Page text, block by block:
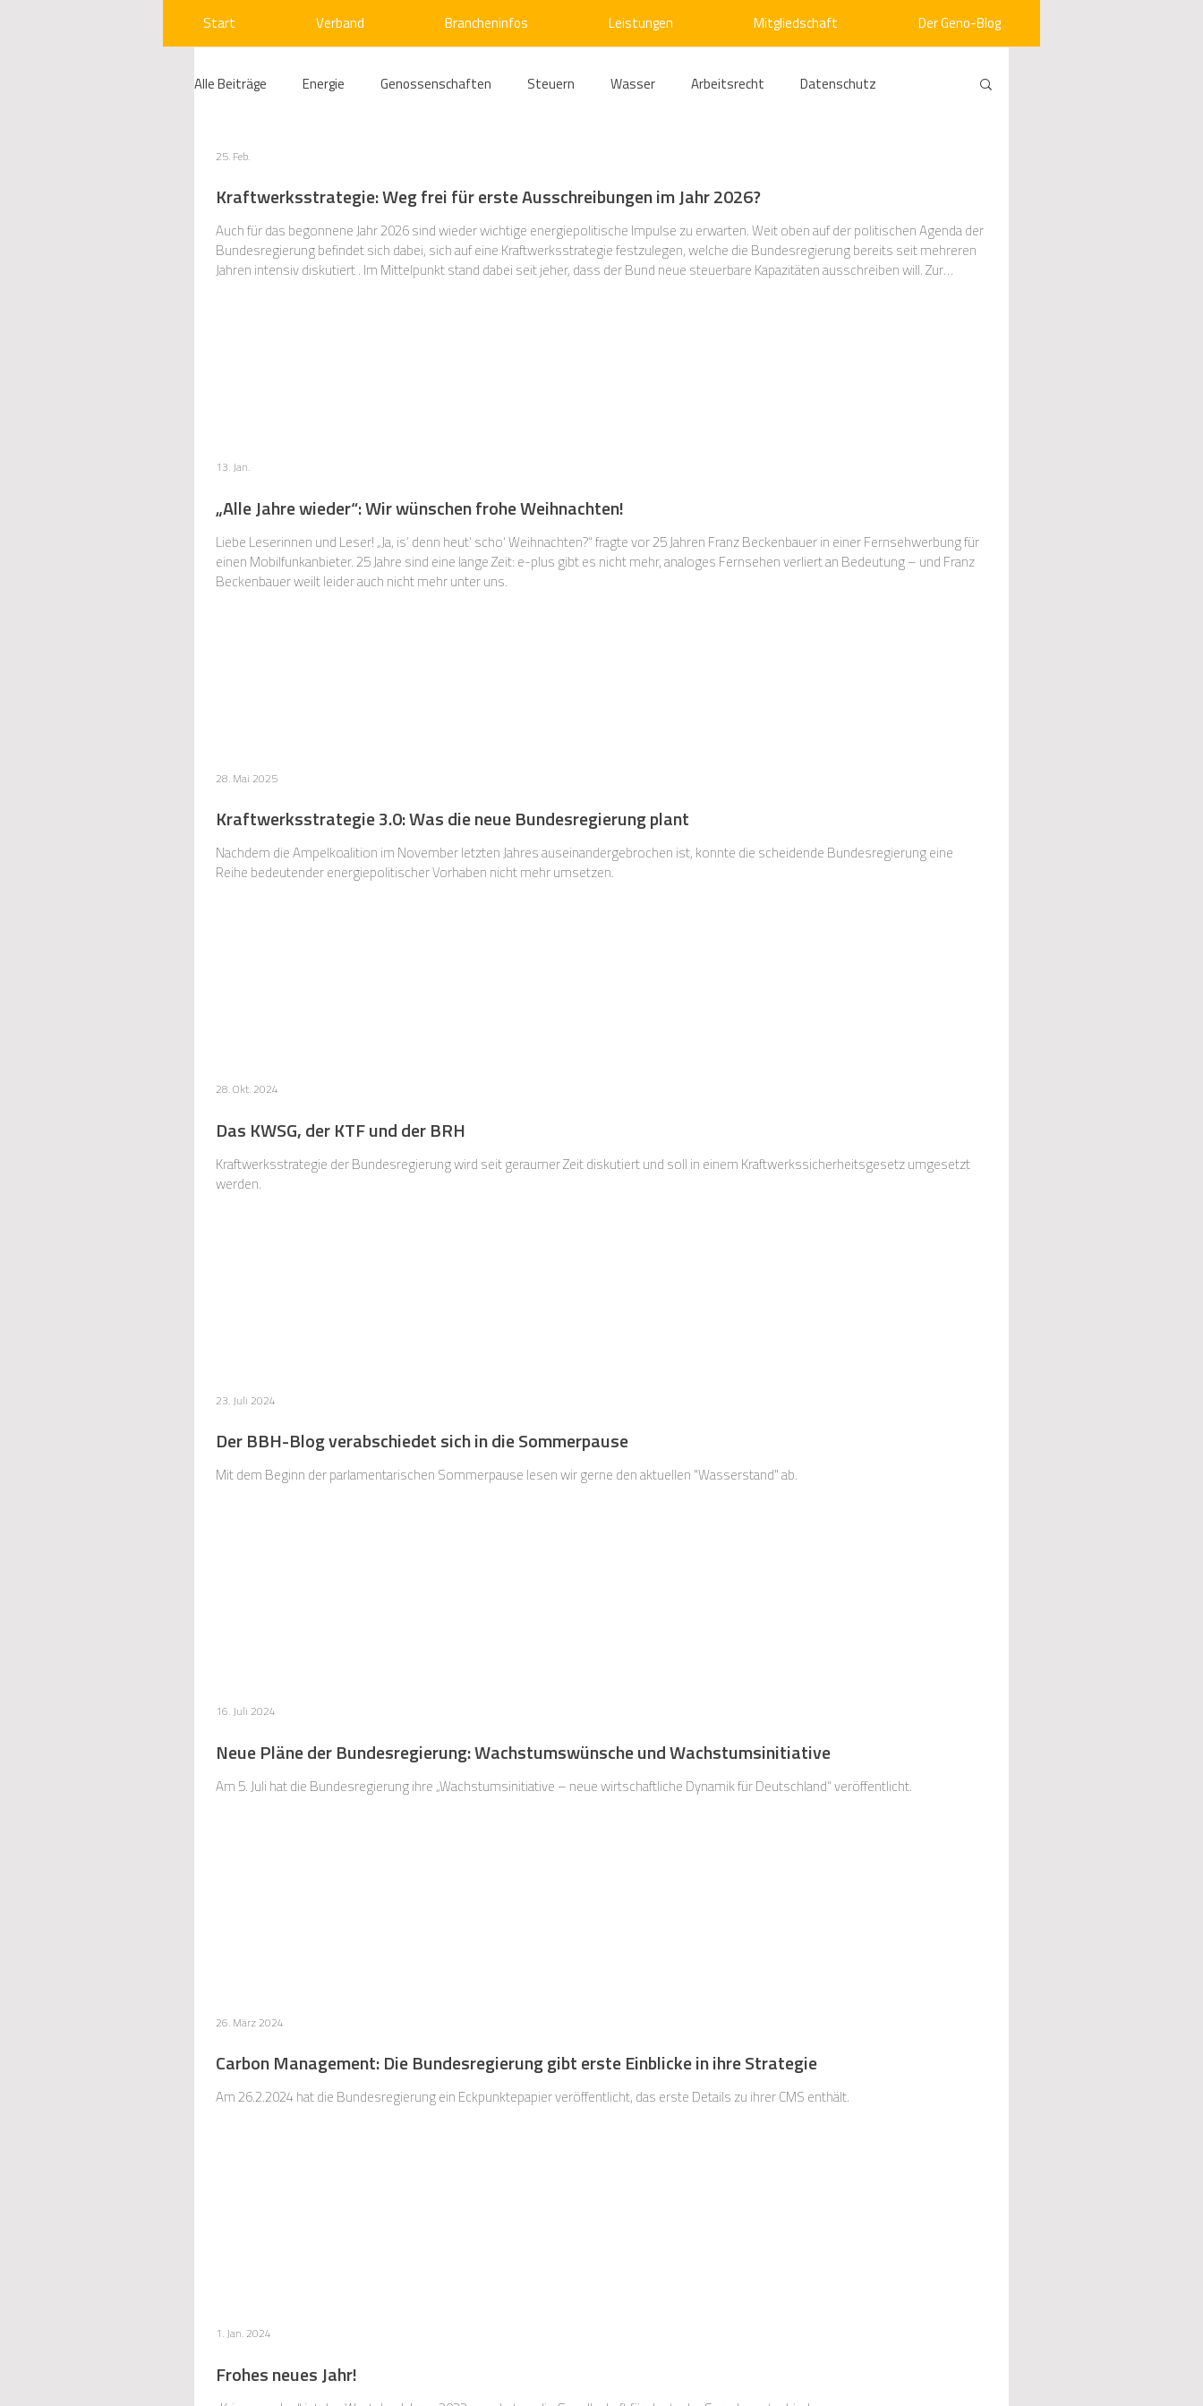
Start Verband Brancheninfos Leistungen Mitgliedschaft Der Geno-Blog
Alle Beiträge Energie Genossenschaften Steuern Wasser Arbeitsrecht Datenschutz
Compliance
Beihilfenrecht Kraftwerke Kälte Verkehr Entsorgung/Abfall Umweltrecht Vergabe
Kraftwerksstrategie: Weg frei für erste Ausschreibungen im Jahr 2026?
Auch für das begonnene Jahr 2026 sind wieder wichtige energiepolitische Impulse zu erwarten. Weit oben auf der politischen Agenda der
Bundesregierung befindet sich dabei, sich auf eine Kraftwerksstrategie festzulegen, welche die Bundesregierung bereits seit mehreren
Jahren intensiv diskutiert . Im Mittelpunkt stand dabei seit jeher, dass der Bund neue steuerbare Kapazitäten ausschreiben will. Zur
25. Feb.
„Alle Jahre wieder“: Wir wünschen frohe Weihnachten!
Liebe Leserinnen und Leser! „Ja, is‘ denn heut‘ scho‘ Weihnachten?“ fragte vor 25 Jahren Franz Beckenbauer in einer Fernsehwerbung für
einen Mobilfunkanbieter. 25 Jahre sind eine lange Zeit: e-plus gibt es nicht mehr, analoges Fernsehen verliert an Bedeutung – und Franz
Beckenbauer weilt leider auch nicht mehr unter uns.
13. Jan.
Kraftwerksstrategie 3.0: Was die neue Bundesregierung plant
Nachdem die Ampelkoalition im November letzten Jahres auseinandergebrochen ist, konnte die scheidende Bundesregierung eine
Reihe bedeutender energiepolitischer Vorhaben nicht mehr umsetzen.
28. Mai 2025
Das KWSG, der KTF und der BRH
Kraftwerksstrategie der Bundesregierung wird seit geraumer Zeit diskutiert und soll in einem Kraftwerkssicherheitsgesetz umgesetzt
werden.
28. Okt. 2024
Der BBH-Blog verabschiedet sich in die Sommerpause
Mit dem Beginn der parlamentarischen Sommerpause lesen wir gerne den aktuellen "Wasserstand" ab.
23. Juli 2024
Neue Pläne der Bundesregierung: Wachstumswünsche und Wachstumsinitiative
Am 5. Juli hat die Bundesregierung ihre „Wachstumsinitiative – neue wirtschaftliche Dynamik für Deutschland“ veröffentlicht.
16. Juli 2024
Carbon Management: Die Bundesregierung gibt erste Einblicke in ihre Strategie
Am 26.2.2024 hat die Bundesregierung ein Eckpunktepapier veröffentlicht, das erste Details zu ihrer CMS enthält.
26. März 2024
Frohes neues Jahr!
1. Jan. 2024